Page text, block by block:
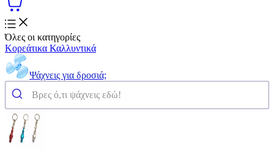
Όλες οι κατηγορίες
Κορεάτικα Καλλυντικά
Ψάχνεις για δροσιά;